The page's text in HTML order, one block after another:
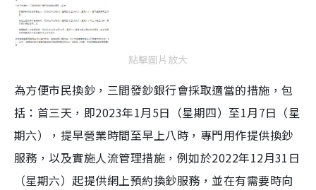
點擊圖片放大
為方便市民換鈔，三間發鈔銀行會採取適當的措施，包
括：首三天，即2023年1月5日（星期四）至1月7日（星
期六），提早營業時間至早上八時，專門用作提供換鈔
服務，以及實施人流管理措施，例如於2022年12月31日
（星期六）起提供網上預約換鈔服務，並在有需要時向